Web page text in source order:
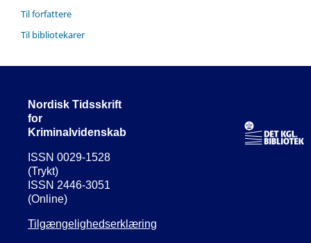
Til forfattere
Til bibliotekarer
Nordisk Tidsskrift
for
Kriminalvidenskab
ISSN 0029-1528
(Trykt)
ISSN 2446-3051
(Online)
Tilgængelighedserklæring